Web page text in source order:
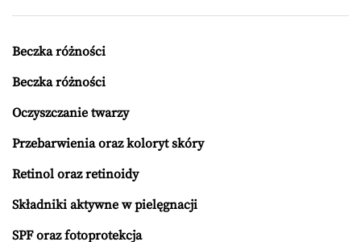
Beczka różności
Beczka różności
Oczyszczanie twarzy
Przebarwienia oraz koloryt skóry
Retinol oraz retinoidy
Składniki aktywne w pielęgnacji
SPF oraz fotoprotekcja